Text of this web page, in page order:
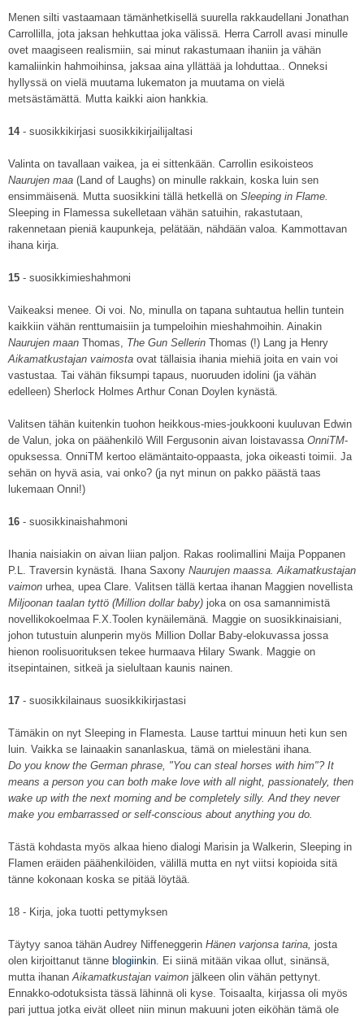
Menen silti vastaamaan tämänhetkisellä suurella rakkaudellani Jonathan
Carrollilla, jota jaksan hehkuttaa joka välissä. Herra Carroll avasi minulle
ovet maagiseen realismiin, sai minut rakastumaan ihaniin ja vähän
kamaliinkin hahmoihinsa, jaksaa aina yllättää ja lohduttaa.. Onneksi
hyllyssä on vielä muutama lukematon ja muutama on vielä
metsästämättä. Mutta kaikki aion hankkia.
14- suosikkikirjasi suosikkikirjailijaltasi
Valinta on tavallaan vaikea, ja ei sittenkään. Carrollin esikoisteos
Naurujen maa (Land of Laughs) on minulle rakkain, koska luin sen
ensimmäisenä. Mutta suosikkini tällä hetkellä on Sleeping in Flame.
Sleeping in Flamessa sukelletaan vähän satuihin, rakastutaan,
rakennetaan pieniä kaupunkeja, pelätään, nähdään valoa. Kammottavan
ihana kirja.
15 - suosikkimieshahmoni
Vaikeaksi menee. Oi voi. No, minulla on tapana suhtautua hellin tuntein
kaikkiin vähän renttumaisiin ja tumpeloihin mieshahmoihin. Ainakin
Naurujen maan Thomas, The Gun Sellerin Thomas (!) Lang ja Henry
Aikamatkustajan vaimosta ovat tällaisia ihania miehiä joita en vain voi
vastustaa. Tai vähän fiksumpi tapaus, nuoruuden idolini (ja vähän
edelleen) Sherlock Holmes Arthur Conan Doylen kynästä.
Valitsen tähän kuitenkin tuohon heikkous-mies-joukkooni kuuluvan Edwin
de Valun, joka on päähenkilö Will Fergusonin aivan loistavassa OnniTM-
opuksessa. OnniTM kertoo elämäntaito-oppaasta, joka oikeasti toimii. Ja
sehän on hyvä asia, vai onko? (ja nyt minun on pakko päästä taas
lukemaan Onni!)
16 - suosikkinaishahmoni
Ihania naisiakin on aivan liian paljon. Rakas roolimallini Maija Poppanen
P.L. Traversin kynästä. Ihana Saxony Naurujen maassa. Aikamatkustajan
vaimon urhea, upea Clare. Valitsen tällä kertaa ihanan Maggien novellista
Miljoonan taalan tyttö (Million dollar baby) joka on osa samannimistä
novellikokoelmaa F.X.Toolen kynäilemänä. Maggie on suosikkinaisiani,
johon tutustuin alunperin myös Million Dollar Baby-elokuvassa jossa
hienon roolisuorituksen tekee hurmaava Hilary Swank. Maggie on
itsepintainen, sitkeä ja sielultaan kaunis nainen.
17 - suosikkilainaus suosikkikirjastasi
Tämäkin on nyt Sleeping in Flamesta. Lause tarttui minuun heti kun sen
luin. Vaikka se lainaakin sananlaskua, tämä on mielestäni ihana.
Do you know the German phrase, "You can steal horses with him"? It
means a person you can both make love with all night, passionately, then
wake up with the next morning and be completely silly. And they never
make you embarrassed or self-conscious about anything you do.
Tästä kohdasta myös alkaa hieno dialogi Marisin ja Walkerin, Sleeping in
Flamen eräiden päähenkilöiden, välillä mutta en nyt viitsi kopioida sitä
tänne kokonaan koska se pitää löytää.
18 - Kirja, joka tuotti pettymyksen
Täytyy sanoa tähän Audrey Niffeneggerin Hänen varjonsa tarina, josta
olen kirjoittanut tänne blogiinkin . Ei siinä mitään vikaa ollut, sinänsä,
mutta ihanan Aikamatkustajan vaimon jälkeen olin vähän pettynyt.
Ennakko-odotuksista tässä lähinnä oli kyse. Toisaalta, kirjassa oli myös
pari juttua jotka eivät olleet niin minun makuuni joten eiköhän tämä ole